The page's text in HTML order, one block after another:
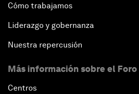
Cómo trabajamos
Liderazgo y gobernanza
Nuestra repercusión
Más información sobre el Foro
Centros